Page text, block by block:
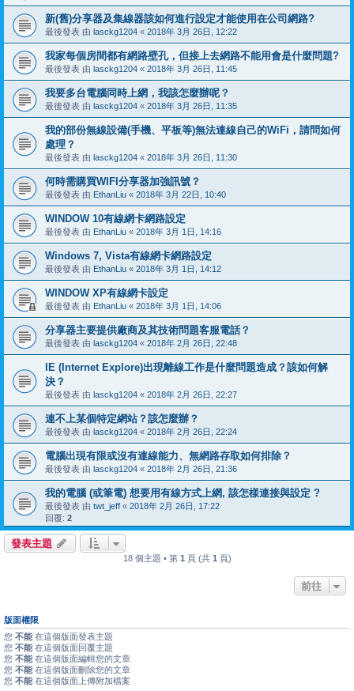
新(舊)分享器及集線器該如何進行設定才能使用在公司網路?
最後發表 由 lasckg1204 « 2018年 3月 26日, 12:22
我家每個房間都有網路壁孔，但接上去網路不能用會是什麼問題?
最後發表 由 lasckg1204 « 2018年 3月 26日, 11:45
我要多台電腦同時上網，我該怎麼辦呢？
最後發表 由 lasckg1204 « 2018年 3月 26日, 11:35
我的部份無線設備(手機、平板等)無法連線自己的WiFi，請問如何
處理？
最後發表 由 lasckg1204 « 2018年 3月 26日, 11:30
何時需購買WIFI分享器加強訊號？
最後發表 由 EthanLiu « 2018年 3月 22日, 10:40
WINDOW 10有線網卡網路設定
最後發表 由 EthanLiu « 2018年 3月 1日, 14:16
Windows 7, Vista有線網卡網路設定
最後發表 由 EthanLiu « 2018年 3月 1日, 14:12
WINDOW XP有線網卡設定
最後發表 由 EthanLiu « 2018年 3月 1日, 14:06
分享器主要提供廠商及其技術問題客服電話？
最後發表 由 lasckg1204 « 2018年 2月 26日, 22:48
IE (Internet Explore)出現離線工作是什麼問題造成？該如何解
決？
最後發表 由 lasckg1204 « 2018年 2月 26日, 22:27
連不上某個特定網站？該怎麼辦？
最後發表 由 lasckg1204 « 2018年 2月 26日, 22:24
電腦出現有限或沒有連線能力、無網路存取如何排除？
最後發表 由 lasckg1204 « 2018年 2月 26日, 21:36
我的電腦 (或筆電) 想要用有線方式上網, 該怎樣連接與設定 ?
最後發表 由 twt_jeff « 2018年 2月 26日, 17:22
回覆: 2
發表主題
18 個主題 • 第 1 頁 (共 1 頁)
前往
版面權限
您 不能 在這個版面發表主題
您 不能 在這個版面回覆主題
您 不能 在這個版面編輯您的文章
您 不能 在這個版面刪除您的文章
您 不能 在這個版面上傳附加檔案